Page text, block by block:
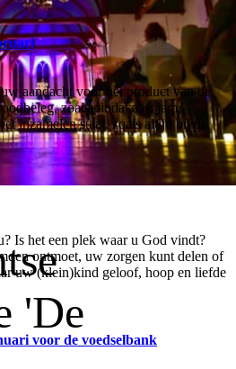
'De
aandacht voor het product van de
zoals pindakaas, jam,
inzamelen staat, zoals altijd bij de
Is het een plek waar u God vindt?
ontmoet, uw zorgen kunt delen of
uw (klein)kind geloof, hoop en liefde
voor de voedselbank